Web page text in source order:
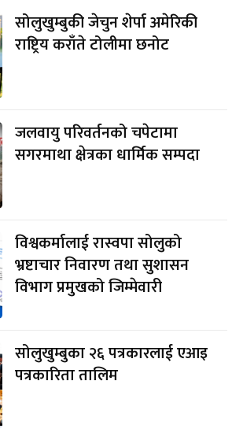
सोलुखुम्बुकी जेचुन शेर्पा अमेरिकी
राष्ट्रिय कराँते टोलीमा छनोट
जलवायु परिवर्तनको चपेटामा
सगरमाथा क्षेत्रका धार्मिक सम्पदा
विश्वकर्मालाई रास्वपा सोलुको
भ्रष्टाचार निवारण तथा सुशासन
विभाग प्रमुखको जिम्मेवारी
सोलुखुम्बुका २६ पत्रकारलाई एआइ
पत्रकारिता तालिम